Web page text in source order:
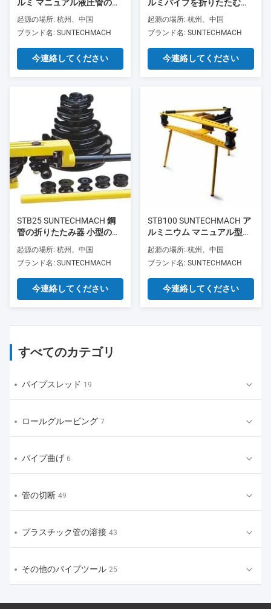
ルミ マニュアル液圧管のバ
ンド 1/2′′-3′′
起源の場所: 杭州、中国
ブランド名: SUNTECHMACH
今連絡してください
ルミパイプを折りたたむ機
械 小型のアルミ管を折りた
たむ機械
起源の場所: 杭州、中国
ブランド名: SUNTECHMACH
今連絡してください
STB25 SUNTECHMACH 鋼
管の折りたたみ器 小型のア
ルミ管の折りたたみ器 ポー
タブル 手動液圧管の折りた
たみ器 3/8-1"
起源の場所: 杭州、中国
ブランド名: SUNTECHMACH
今連絡してください
STB100 SUNTECHMACH ア
ルミニウム マニュアル型液
圧パイプベンダー 1/2′′-4′′
起源の場所: 杭州、中国
ブランド名: SUNTECHMACH
今連絡してください
すべてのカテゴリ
パイプスレッド 19
ロールグルービング 7
パイプ曲げ 6
管の切断 49
プラスチック管の溶接 43
その他のパイプツール 25